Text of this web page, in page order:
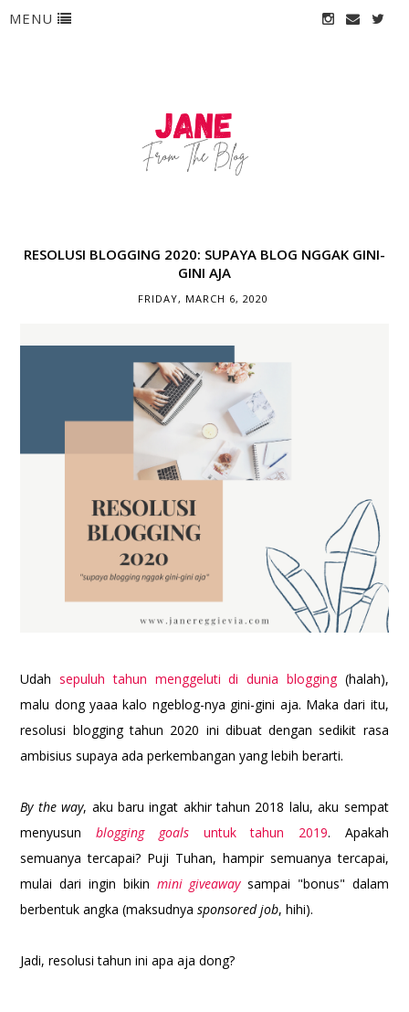
MENU
RESOLUSI BLOGGING 2020: SUPAYA BLOG NGGAK GINI-
GINI AJA
FRIDAY, MARCH 6, 2020
Udahsepuluh tahun menggeluti di dunia blogging (halah),
malu dong yaaa kalo ngeblog-nya gini-gini aja. Maka dari itu,
resolusi blogging tahun 2020 ini dibuat dengan sedikit rasa
ambisius supaya ada perkembangan yang lebih berarti.
By the way, aku baru ingat akhir tahun 2018 lalu, aku sempat
menyusunblogging goals untuk tahun 2019. Apakah
semuanya tercapai? Puji Tuhan, hampir semuanya tercapai,
mulai dari ingin bikin mini giveawaysampai "bonus" dalam
berbentuk angka (maksudnyasponsored job, hihi).
Jadi, resolusi tahun ini apa aja dong?